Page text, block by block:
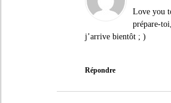
Love you
prépare-toi,
j’arrive bientôt ; )
Répondre